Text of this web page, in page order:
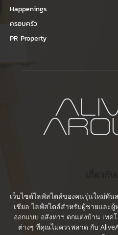
Happenings
ครอบครัว
PR Property
เว็บไซต์ไลฟ์สไตล์ของคนรุ่นใหม่ทัน
เชียล ไลฟ์สไตล์สำหรับผู้ชายและผู้
ออกแบบ อสังหาฯ ตกแต่งบ้าน เทค
ต่างๆ ที่คุณไม่ควรพลาด กับ